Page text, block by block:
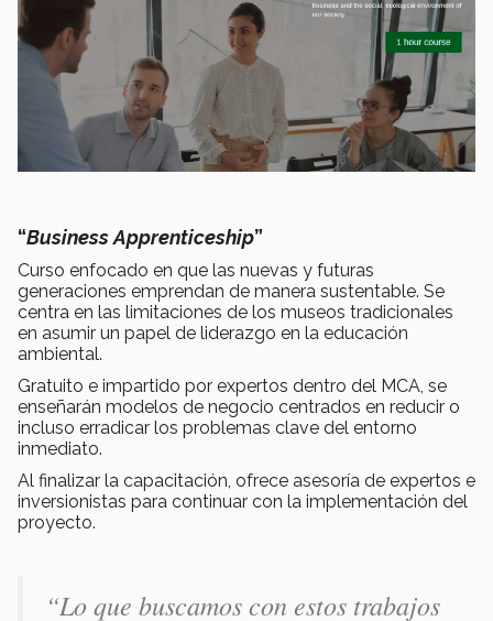
“Business Apprenticeship”
Curso enfocado en que las nuevas y futuras
generaciones emprendan de manera sustentable. Se
centra en las limitaciones de los museos tradicionales
en asumir un papel de liderazgo en la educación
ambiental.
Gratuito e impartido por expertos dentro del MCA, se
enseñarán modelos de negocio centrados en reducir o
incluso erradicar los problemas clave del entorno
inmediato.
Al finalizar la capacitación, ofrece asesoría de expertos e
inversionistas para continuar con la implementación del
proyecto.
“Lo que buscamos con estos trabajos